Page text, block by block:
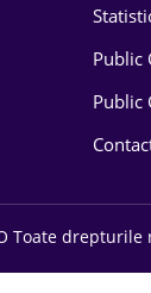
Public
Public
Toate drepturile